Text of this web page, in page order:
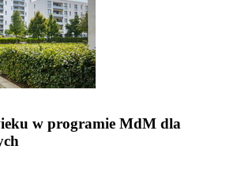
w programie MdM dla